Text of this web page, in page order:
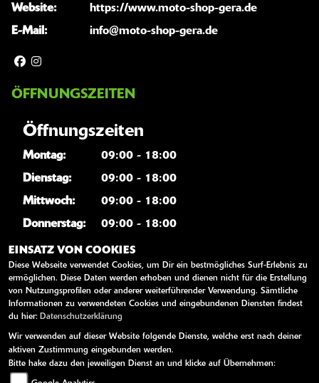
Website:
https://www.moto-shop-gera.de
E-Mail:
info@moto-shop-gera.de
ÖFFNUNGSZEITEN
Öffnungszeiten
Montag:
09:00 - 18:00
Dienstag:
09:00 - 18:00
Mittwoch:
09:00 - 18:00
Donnerstag:
09:00 - 18:00
Freitag:
09:00 - 18:00
Samstag:
09:00 - 12:00
Sonntag:
geschlossen
WEITERE LINKS
Kawasaki News
EINSATZ VON COOKIES
Diese Webseite verwendet Cookies, um Dir ein bestmögliches Surf-Erlebnis zu
ermöglichen. Diese Daten werden erhoben und dienen nicht für die Erstellung
von Nutzungsprofilen oder anderer weiterführender Verwendung. Sämtliche
Informationen zu verwendeten Cookies und eingebundenen Diensten findest
du hier: Datenschutzerklärung
Wir verwenden auf dieser Website folgende Dienste, welche erst nach deiner
aktiven Zustimmung eingebunden werden.
Bitte hake dazu den jeweiligen Dienst an und klicke auf Übernehmen: